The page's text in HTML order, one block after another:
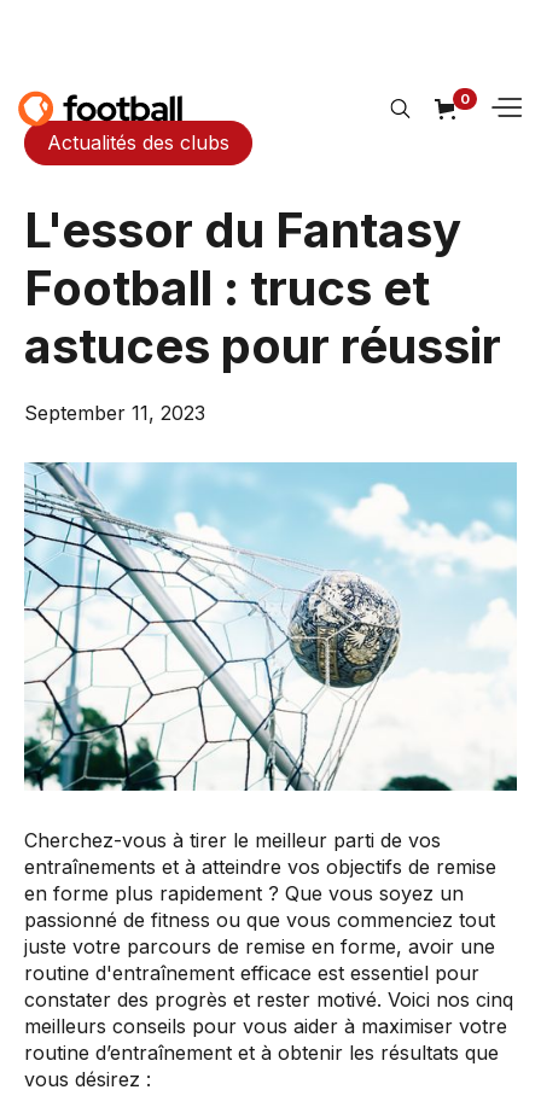
0
Actualités des clubs
L'essor du Fantasy
Football : trucs et
astuces pour réussir
September 11, 2023
Cherchez-vous à tirer le meilleur parti de vos
entraînements et à atteindre vos objectifs de remise
en forme plus rapidement ? Que vous soyez un
passionné de fitness ou que vous commenciez tout
juste votre parcours de remise en forme, avoir une
routine d'entraînement efficace est essentiel pour
constater des progrès et rester motivé. Voici nos cinq
meilleurs conseils pour vous aider à maximiser votre
routine d’entraînement et à obtenir les résultats que
vous désirez :